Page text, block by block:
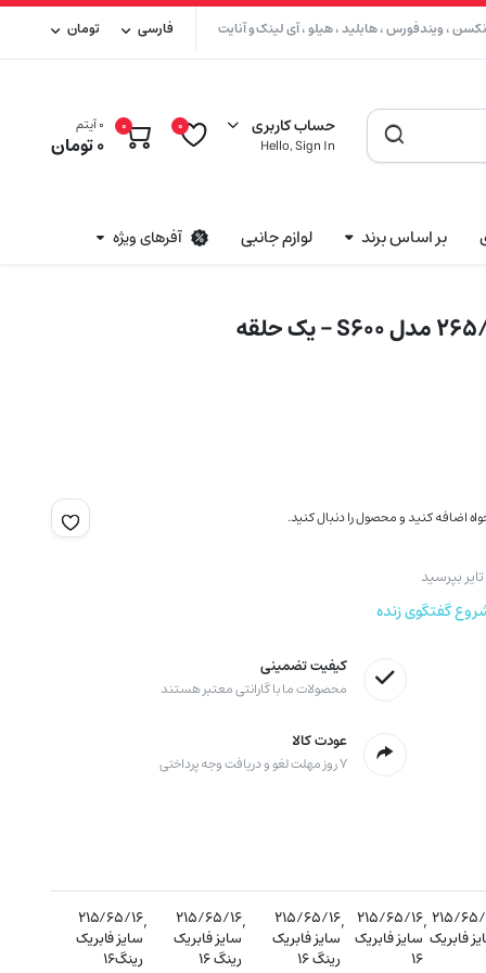
، ویندفورس ، هابلید ، هیلو ، آی لینک و آنایت فارسی تومان
حساب کاربری
Hello, Sign In
0
0 0 آیتم
0تومان
بر اساس برند لوازم جانبی آفرهای ویژه
اضافه کنید و محصول را دنبال کنید.
بپرسید
گفتگوی زنده
کیفیت تضمینی
محصولات ما با گارانتی معتبر هستند
عودت کالا
۷ روز مهلت لغو و دریافت وجه پرداختی
۶۵/۱۶
فابریک
,۲۱۵/۶۵/۱۶
سایز فابریک
۱۶
,۲۱۵/۶۵/۱۶
سایز فابریک
رینگ ۱۶
,۲۱۵/۶۵/۱۶
سایز فابریک
رینگ ۱۶
,۲۱۵/۶۵/۱۶
سایز فابریک
رینگ۱۶